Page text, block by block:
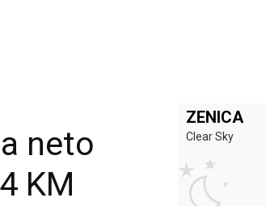
neto
KM
ZENICA
Clear Sky